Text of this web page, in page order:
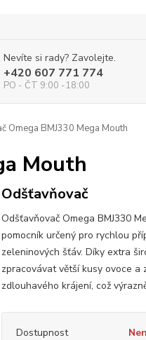
Nevíte si rady? Zavolejte.
+420 607 771 774
PO - ČT 9:00 -18:00
Omega BMJ330 Mega Mouth
Mouth
Odšťavňovač
Odšťavňovač Omega BMJ330
pomocník určený pro rychlou
zeleninových šťáv. Díky extra
zpracovávat větší kusy ovoce
zdlouhavého krájení, což
Dostupnost